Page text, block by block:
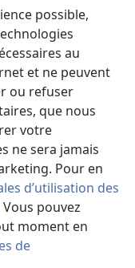
possible,
au
et ne peuvent
ou refuser
que nous
votre
ne sera jamais
Pour en
d’utilisation des
Vous pouvez
moment en
de
Society of Pennsylvania.